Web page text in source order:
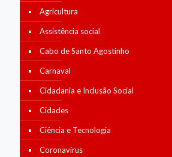
Agricultura
Assistência social
Cabo de Santo Agostinho
Carnaval
Cidadania e Inclusão Social
Cidades
Ciência e Tecnologia
Coronavírus